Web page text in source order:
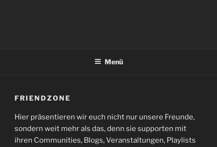
Menü
FRIENDZONE
Hier präsentieren wir euch nicht nur unsere Freunde,
sondern weit mehr als das, denn sie supporten mit
ihren Communities, Blogs, Veranstaltungen, Playlists